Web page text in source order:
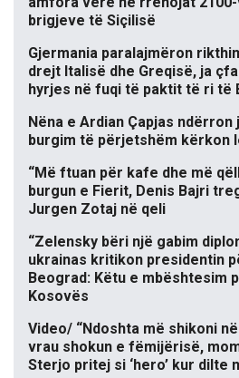
brigjeve të Siçilisë
Gjermania paralajmëron
drejt Italisë dhe Greqisë, ja
hyrjes në fuqi të paktit të ri të
Nëna e Ardian Çapjas
burgim të përjetshëm kërkon
“Më ftuan për kafe dhe më
burgun e Fierit, Denis Bajri
Jurgen Zotaj në qeli
“Zelensky bëri një gabim
ukrainas kritikon presidentin
Beograd: Këtu e mbështesim
Kosovës
Video/ “Ndoshta më shikoni
vrau shokun e fëmijërisë,
Sterjo pritej si ‘hero’ kur dilte